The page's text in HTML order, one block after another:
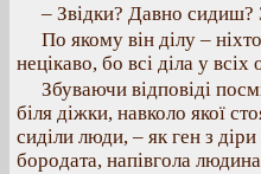
– Звідки? Давно сидиш?
По якому він ділу –
нецікаво, бо всі діла у всіх
Збуваючи відповіді
біля діжки, навколо якої
сиділи люди, – як ген з
бородата, напівгола